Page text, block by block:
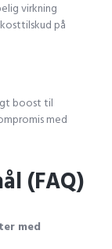
virkning
på
boost til
med
(FAQ)
med